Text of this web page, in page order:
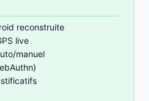
reconstruite
live
manuel